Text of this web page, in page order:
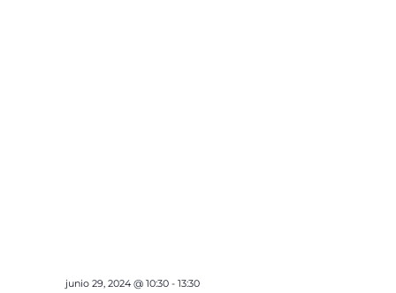
junio 29, 2024 @ 10:30- 13:30